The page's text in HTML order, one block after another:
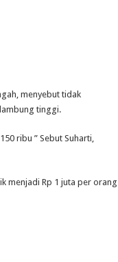
menyebut tidak
tinggi.
ribu ” Sebut Suharti,
menjadi Rp 1 juta per orang